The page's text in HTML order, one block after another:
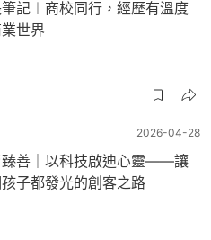
記︱商校同行，經歷有溫度
世界
2026-04-28
臻善｜以科技啟迪心靈——讓
子都發光的創客之路